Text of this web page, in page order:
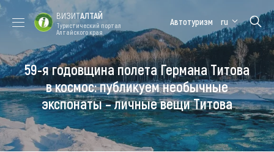
Форум VISIT
ALTAI
Цветение
маральника
Медицинский
форум
Алтайская
зимовка
Туры
Где побывать
ВИЗИТАЛТАЙ
Туристический портал
Алтайского края
Автотуризм ru
59-я годовщина полета Германа Титова
в космос: публикуем необычные
экспонаты – личные вещи Титова